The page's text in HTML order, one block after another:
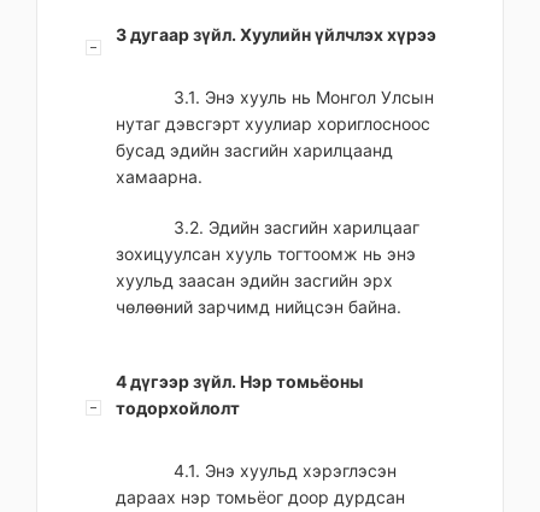
3 дугаар зүйл. Хуулийн үйлчлэх хүрээ
3.1. Энэ хууль нь Монгол Улсын
нутаг дэвсгэрт хуулиар хориглосноос
бусад эдийн засгийн харилцаанд
хамаарна.
3.2. Эдийн засгийн харилцааг
зохицуулсан хууль тогтоомж нь энэ
хуульд заасан эдийн засгийн эрх
чөлөөний зарчимд нийцсэн байна.
4 дүгээр зүйл. Нэр томьёоны
тодорхойлолт
4.1. Энэ хуульд хэрэглэсэн
дараах нэр томьёог доор дурдсан